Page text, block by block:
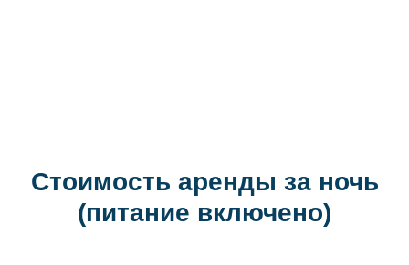
Стоимость аренды за ночь
(питание включено)